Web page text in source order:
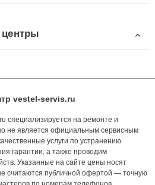
vestel-servis.ru
специализируется на ремонте и
не является официальным сервисным
услуги по устранению
гарантии, а также проводим
Указанные на сайте цены носят
считаются публичной офертой — точную